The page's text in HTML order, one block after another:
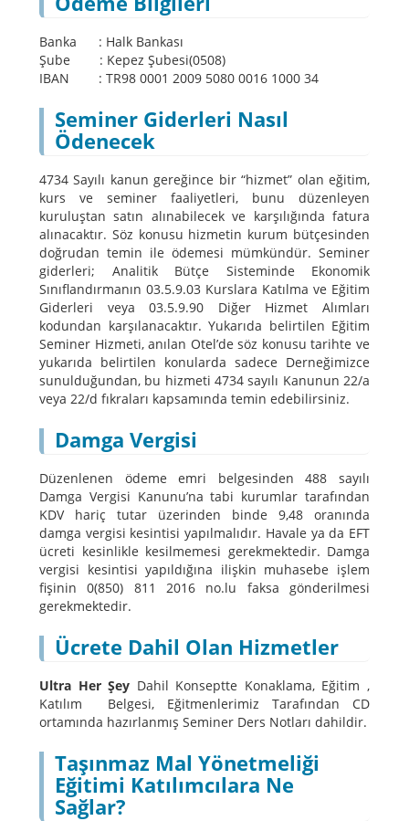
Banka : Halk Bankası
Şube : Kepez Şubesi(0508)
IBAN : TR98 0001 2009 5080 0016 1000 34
Seminer Giderleri Nasıl
Ödenecek
4734 Sayılı kanun gereğince bir “hizmet” olan eğitim,
kurs ve seminer faaliyetleri, bunu düzenleyen
kuruluştan satın alınabilecek ve karşılığında fatura
alınacaktır. Söz konusu hizmetin kurum bütçesinden
doğrudan temin ile ödemesi mümkündür. Seminer
giderleri; Analitik Bütçe Sisteminde Ekonomik
Sınıflandırmanın 03.5.9.03 Kurslara Katılma ve Eğitim
Giderleri veya 03.5.9.90 Diğer Hizmet Alımları
kodundan karşılanacaktır. Yukarıda belirtilen Eğitim
Seminer Hizmeti, anılan Otel’de söz konusu tarihte ve
yukarıda belirtilen konularda sadece Derneğimizce
sunulduğundan, bu hizmeti 4734 sayılı Kanunun 22/a
veya 22/d fıkraları kapsamında temin edebilirsiniz.
Damga Vergisi
Düzenlenen ödeme emri belgesinden 488 sayılı
Damga Vergisi Kanunu’na tabi kurumlar tarafından
KDV hariç tutar üzerinden binde 9,48 oranında
damga vergisi kesintisi yapılmalıdır. Havale ya da EFT
ücreti kesinlikle kesilmemesi gerekmektedir. Damga
vergisi kesintisi yapıldığına ilişkin muhasebe işlem
fişinin 0(850) 811 2016 no.lu faksa gönderilmesi
gerekmektedir.
Ücrete Dahil Olan Hizmetler
Ultra Her Şey Dahil Konseptte Konaklama, Eğitim ,
Katılım Belgesi, Eğitmenlerimiz Tarafından CD
ortamında hazırlanmış Seminer Ders Notları dahildir.
Taşınmaz Mal Yönetmeliği
Eğitimi Katılımcılara Ne
Sağlar?